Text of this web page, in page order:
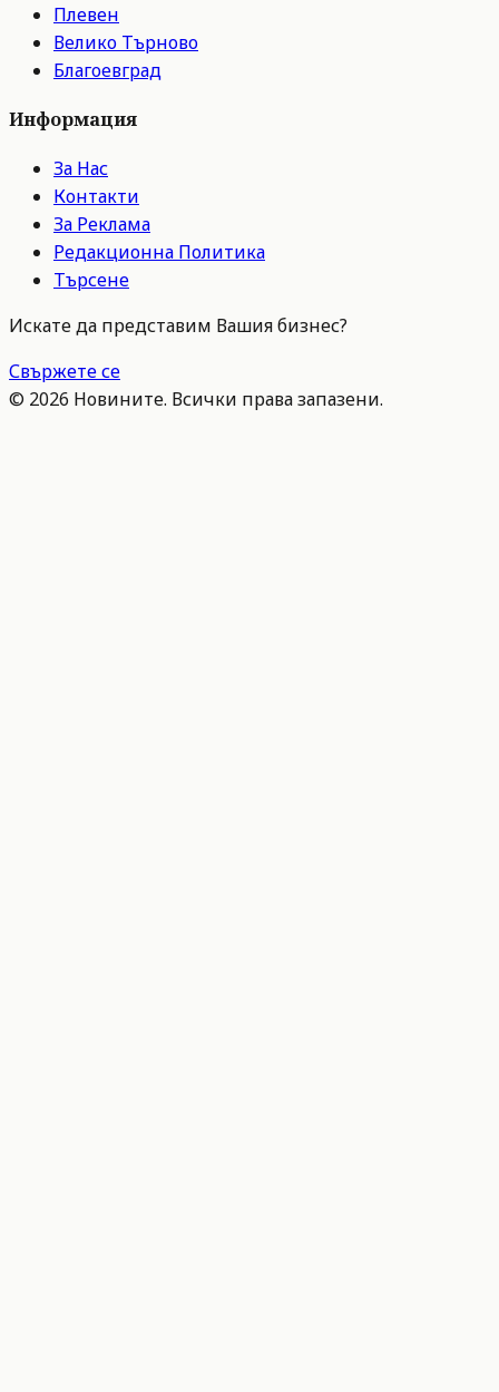
Плевен
Велико Търново
Благоевград
Информация
За Нас
Контакти
За Реклама
Редакционна Политика
Търсене
Искате да представим Вашия бизнес?
Свържете се
© 2026 Новините. Всички права запазени.